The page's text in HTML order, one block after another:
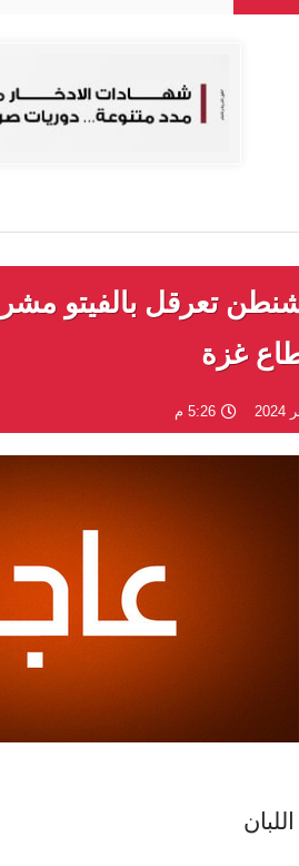
تعرقل بالفيتو
غزة
5:26 م